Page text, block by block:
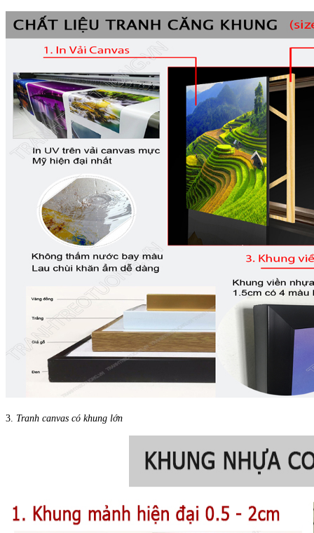
3. Tranh canvas có khung lớn